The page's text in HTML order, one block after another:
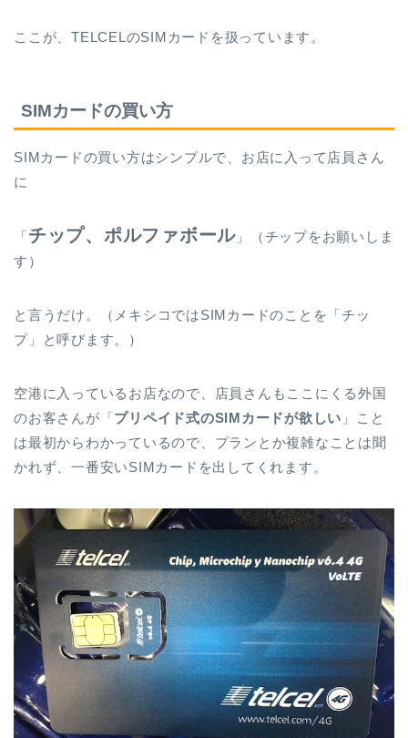
ここが、TELCELのSIMカードを扱っています。
SIMカードの買い方
SIMカードの買い方はシンプルで、お店に入って店員さん
に
「チップ、ポルファボール 」（チップをお願いしま
す）
と言うだけ。（メキシコではSIMカードのことを「チッ
プ」と呼びます。）
空港に入っているお店なので、店員さんもここにくる外国
のお客さんが「プリペイド式のSIMカードが欲しい 」こと
は最初からわかっているので、プランとか複雑なことは聞
かれず、一番安いSIMカードを出してくれます。